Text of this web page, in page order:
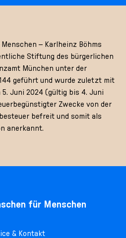
– Karlheinz Böhms
Stiftung des bürgerlichen
München unter der
geführt und wurde zuletzt mit
Juni 2024 (gültig bis 4. Juni
Zwecke von der
befreit und somit als
anerkannt.
für Menschen
& Kontakt